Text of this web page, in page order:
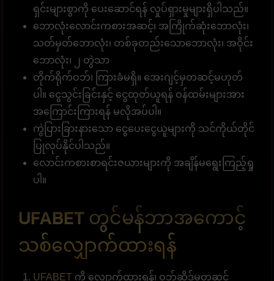
ရှင်းများစွာကို ပေးဆောင်ရန် လှုပ်ရှားမှုများရှိပါသည်။
ဘောလုံးလောင်းကစားအဆင့်၊ အကြိုက်ဆုံးဘောလုံး၊
သတ်မှတ်ဘောလုံး၊ တစ်ခုတည်းသောဘောလုံး၊ အဝိုင်း
ဘောလုံး၊ ၂ တွဲသာ
တိုက်ရိုက်ဝဘ်၊ ကြားခံမရှိ။ အေးဂျင့်မှတဆင့်မဟုတ်
ပါ။ ငွေသွင်းခြင်းနှင့် ငွေထုတ်ယူရန် ဝန်ထမ်းများအား
အကြောင်းကြားရန် မလိုအပ်ပါ။
ကွဲပြားခြားနားသော ငွေပေးငွေယူများကို သင်ကိုယ်တိုင်
ပြုလုပ်နိုင်ပါသည်။
လောင်းကစားစာရင်းဇယားများကို အချိန်မရွေးကြည့်ရှု
ပါ။
UFABET တွင်မန်ဘာအကောင့်
သစ်လျှောက်ထားရန်
UFABET ကို လျှောက်ထားရန်၊ ဝဘ်ဆိုဒ်မှတဆင့်